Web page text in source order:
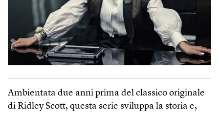
Ambientata due anni prima del classico originale
di Ridley Scott, questa serie sviluppa la storia e,